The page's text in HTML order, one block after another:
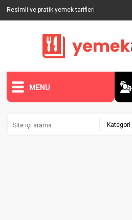
Resimli ve pratik yemek tarifleri
MENU